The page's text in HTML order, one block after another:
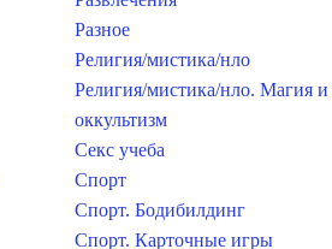
Разное
Религия/мистика/нло
Религия/мистика/нло. Магия и
оккультизм
Секс учеба
Спорт
Спорт. Бодибилдинг
Спорт. Карточные игры